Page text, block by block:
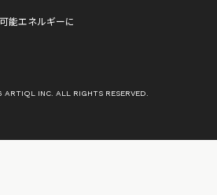
能エネルギーに
ARTIQL INC. ALL RIGHTS RESERVED.